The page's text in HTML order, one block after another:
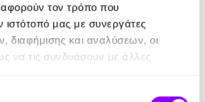
τον τρόπο που
ιστότοπό μας με συνεργάτες
διαφήμισης και αναλύσεων, οι
να τις συνδυάσουν με άλλες
Αποσπερίτης